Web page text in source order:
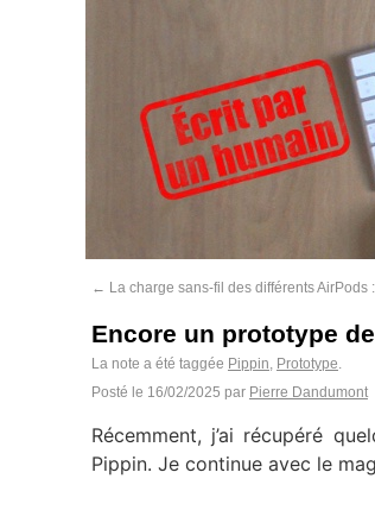
← La charge sans-fil des différents AirPods
Encore un prototype
La note a été taggée Pippin, Prototype.
Posté le 16/02/2025 par Pierre Dandumont
Récemment, j’ai récupéré
Pippin. Je continue avec le